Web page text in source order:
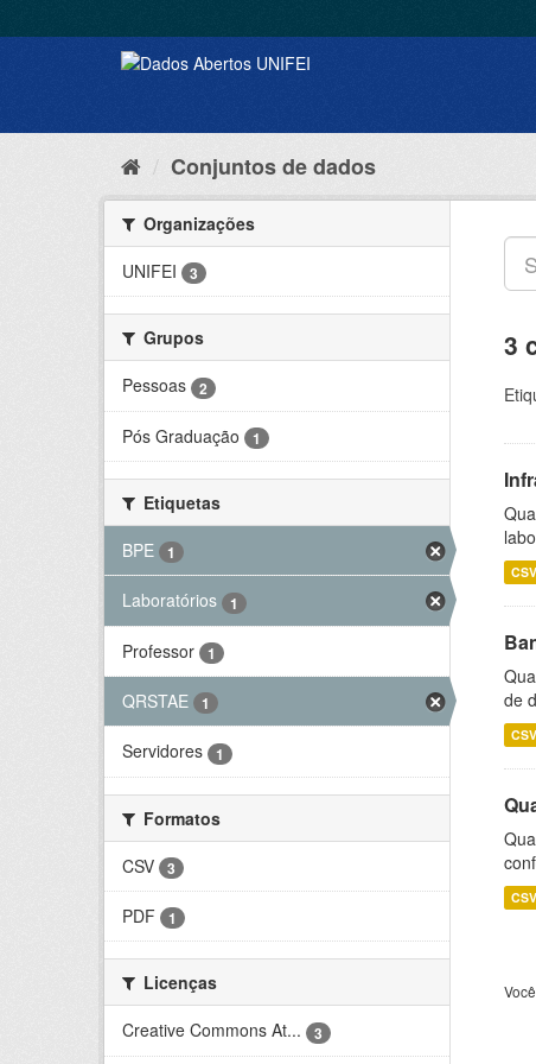
Conjuntos de dados
Organizações
UNIFEI
3
Grupos
Pessoas
2
Pós Graduação 1
Etiquetas
BPE
1
Laboratórios 1
Professor 1
QRSTAE 1
Servidores 1
Formatos
CSV
3
PDF 1
Licenças
Creative Commons At...
3
3
CSV
de
CSV
CSV